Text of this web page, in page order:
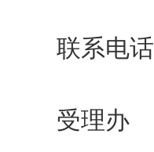
联系电话
受理办